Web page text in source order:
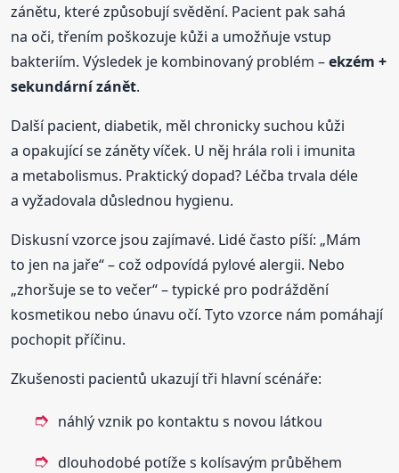
zánětu, které způsobují svědění. Pacient pak sahá
na oči, třením poškozuje kůži a umožňuje vstup
bakteriím. Výsledek je kombinovaný problém –ekzém +
sekundární zánět.
Další pacient, diabetik, měl chronicky suchou kůži
a opakující se záněty víček. U něj hrála roli i imunita
a metabolismus. Praktický dopad? Léčba trvala déle
a vyžadovala důslednou hygienu.
Diskusní vzorce jsou zajímavé. Lidé často píší: „Mám
to jen na jaře“ – což odpovídá pylové alergii. Nebo
„zhoršuje se to večer“ – typické pro podráždění
kosmetikou nebo únavu očí. Tyto vzorce nám pomáhají
pochopit příčinu.
Zkušenosti pacientů ukazují tři hlavní scénáře:
náhlý vznik po kontaktu s novou látkou
dlouhodobé potíže s kolísavým průběhem